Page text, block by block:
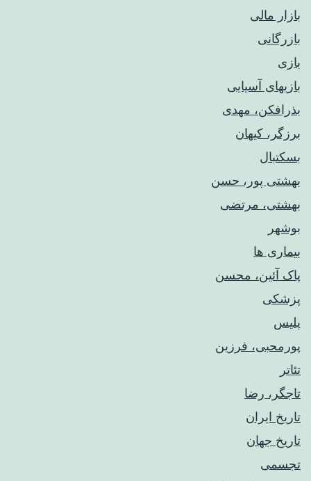
بازار مالی
بازرگانی
بازی
بازیهای آسیایی
بذرافکن، مهدی
برزگر، کیهان
بسکتبال
بهشتی پور، حسن
بهشتی، مرتضی
بوشهر
بیماری ها
پاک آئین، محسن
پزشکی
پلیس
پورمحبی، فرزین
تئاتر
تاجگر، رضا
تاریخ ایران
تاریخ جهان
تجسمی